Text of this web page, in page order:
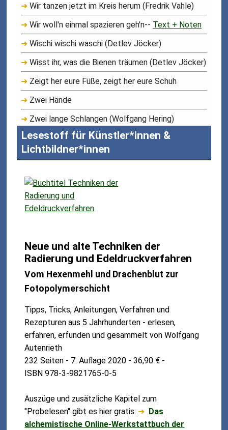
➜Wir tanzen jetzt im Kreis herum (Fredrik Vahle)
➜Wir woll'n einmal spazieren geh'n-- Text + Noten
➜Wischi wischi waschi (Detlev Jöcker)
➜Wisst ihr, was die Bienen träumen (Detlev Jöcker)
➜ Zeigt her eure Füße, zeigt her eure Schuh
➜ Zwei Hände
➜ Zwei lange Schlangen (Wolfgang Hering)
Lesestoff für Künstler*innen &
Lichtbildner*innen
Neue und alte Techniken der
Radierung und Edeldruckverfahren
Vom Hexenmehl und Drachenblut zur
Fotopolymerschicht
Tipps, Tricks, Anleitungen, Verfahren und
Rezepturen aus 5 Jahrhunderten - erlesen,
erfahren, erfunden und gesammelt von Wolfgang
Autenrieth
232 Seiten - 7. Auflage 2020 - 36,90 € -
ISBN 978-3-9821765-0-5
Auszüge und zusätzliche Kapitel zum
"Probelesen" gibt es hier gratis: ➜ Das
alchemistische Online-Werkstattbuch der